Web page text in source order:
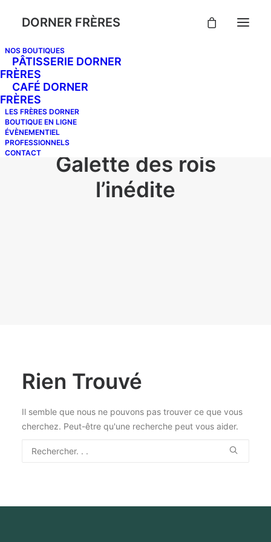
DORNER FRÈRES
NOS BOUTIQUES
PÂTISSERIE DORNER
FRÈRES
CAFÉ DORNER
FRÈRES
LES FRÈRES DORNER
BOUTIQUE EN LIGNE
ÉVÈNEMENTIEL
PROFESSIONNELS
CONTACT
Galette des rois
l’inédite
Rien Trouvé
Il semble que nous ne pouvons pas trouver ce que vous
cherchez. Peut-être qu'une recherche peut vous aider.